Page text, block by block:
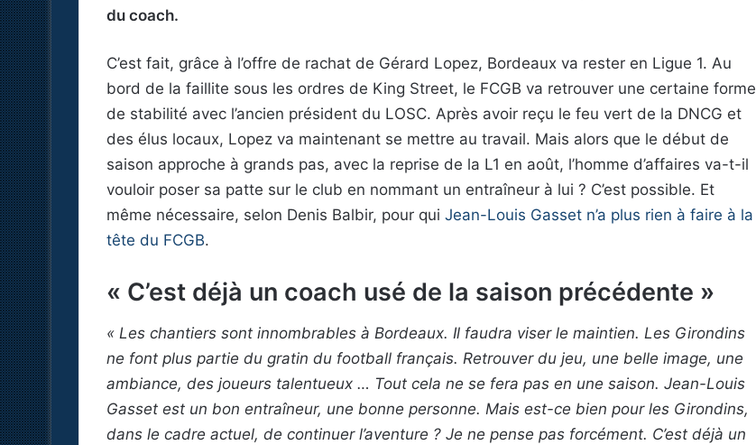
du coach.
C’est fait, grâce à l’offre de rachat de Gérard Lopez, Bordeaux va rester en Ligue 1. Au
bord de la faillite sous les ordres de King Street, le FCGB va retrouver une certaine forme
de stabilité avec l’ancien président du LOSC. Après avoir reçu le feu vert de la DNCG et
des élus locaux, Lopez va maintenant se mettre au travail. Mais alors que le début de
saison approche à grands pas, avec la reprise de la L1 en août, l’homme d’affaires va-t-il
vouloir poser sa patte sur le club en nommant un entraîneur à lui ? C’est possible. Et
même nécessaire, selon Denis Balbir, pour qui Jean-Louis Gasset n’a plus rien à faire à la
tête du FCGB.
« C’est déjà un coach usé de la saison précédente »
« Les chantiers sont innombrables à Bordeaux. Il faudra viser le maintien. Les Girondins
ne font plus partie du gratin du football français. Retrouver du jeu, une belle image, une
ambiance, des joueurs talentueux … Tout cela ne se fera pas en une saison. Jean-Louis
Gasset est un bon entraîneur, une bonne personne. Mais est-ce bien pour les Girondins,
dans le cadre actuel, de continuer l’aventure ? Je ne pense pas forcément. C’est déjà un